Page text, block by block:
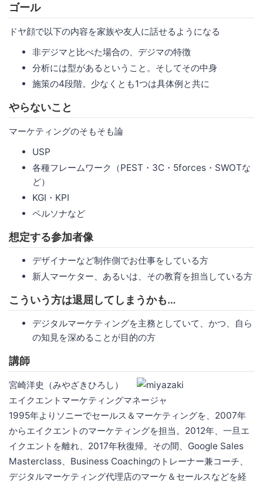
ゴール
ドヤ顔で以下の内容を家族や友人に話せるようになる
非デジマと比べた場合の、デジマの特徴
分析には型があるということ。そしてその中身
施策の4段階。少なくとも1つは具体例と共に
やらないこと
マーケティングのそもそも論
USP
各種フレームワーク（PEST・3C・5forces・SWOTな
ど）
KGI・KPI
ペルソナなど
想定する参加者像
デザイナーなど制作側でお仕事をしている方
新人マーケター、あるいは、その教育を担当している方
こういう方は退屈してしまうかも…
デジタルマーケティングを主務としていて、かつ、自ら
の知見を深めることが目的の方
講師
宮崎洋史（みやざきひろし）
エイクエントマーケティングマネージャ
1995年よりソニーでセールス＆マーケティングを、2007年
からエイクエントのマーケティングを担当。2012年、一旦エ
イクエントを離れ、2017年秋復帰。その間、Google Sales
Masterclass、Business Coachingのトレーナー兼コーチ、
デジタルマーケティング代理店のマーケ＆セールスなどを経